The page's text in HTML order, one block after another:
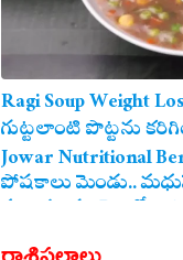
Ragi Soup Weight
గుట్టలాంటి పొట్టను
తాగితే బరువు తగ్గడం
Jowar Nutritional
పోషకాలు మెండు..
మరియు గుండె